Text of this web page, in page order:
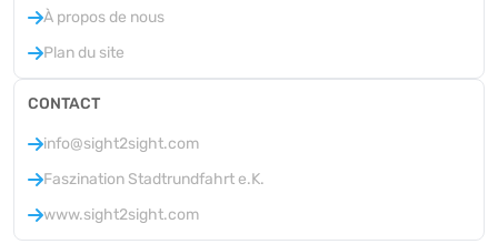
À propos de nous
Plan du site
CONTACT
info@sight2sight.com
Faszination Stadtrundfahrt e.K.
www.sight2sight.com